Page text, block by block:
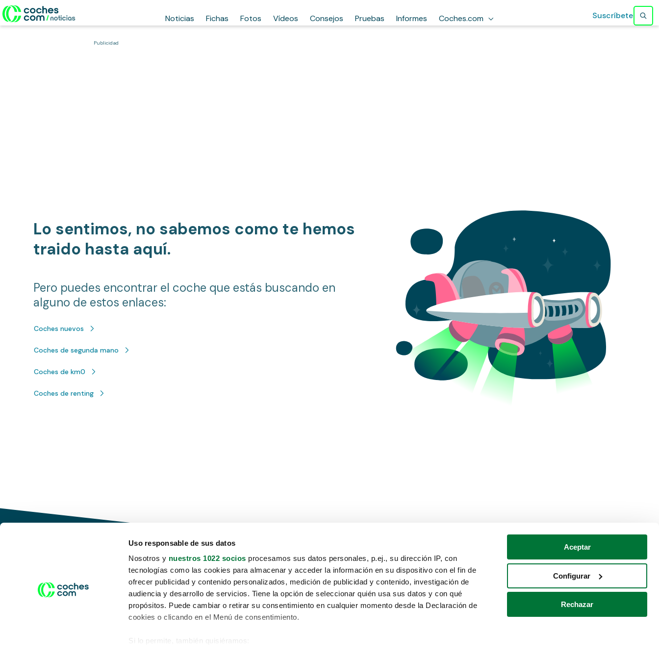
Uso responsable de sus datos
Nosotros y nuestros 1022 socios procesamos sus datos personales, p.ej., su dirección IP, con
tecnologías como las cookies para almacenar y acceder la información en su dispositivo con el fin de
ofrecer publicidad y contenido personalizados, medición de publicidad y contenido, investigación de
audiencia y desarrollo de servicios. Tiene la opción de seleccionar quién usa sus datos y con qué
propósitos. Puede cambiar o retirar su consentimiento en cualquier momento desde la Declaración de
cookies o clicando en el Menú de consentimiento.
Si lo permite, también quisiéramos:
Aceptar
Configurar
Rechazar
Noticias Fichas Fotos Vídeos Consejos Pruebas Informes Coches.com Suscríbete
Publicidad
Lo sentimos, no sabemos como te hemos
traido hasta aquí.
Pero puedes encontrar el coche que estás buscando en
alguno de estos enlaces:
Coches nuevos
Coches de segunda mano
Coches de km0
Coches de renting
Conduce tu futuro,
desata tu movilidad